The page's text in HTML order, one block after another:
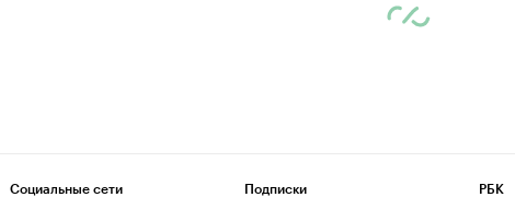
Социальные сети Подписки РБК